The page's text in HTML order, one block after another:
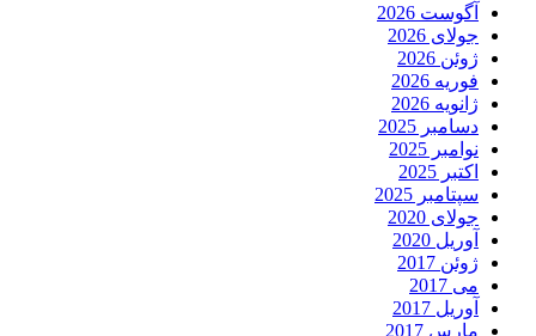
آگوست 2026
جولای 2026
ژوئن 2026
فوریه 2026
ژانویه 2026
دسامبر 2025
نوامبر 2025
اکتبر 2025
سپتامبر 2025
جولای 2020
آوریل 2020
ژوئن 2017
می 2017
آوریل 2017
مارس 2017